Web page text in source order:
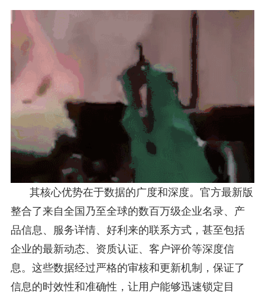
其核心优势在于数据的广度和深度。官方最新版
整合了来自全国乃至全球的数百万级企业名录、产
品信息、服务详情、好利来的联系方式，甚至包括
企业的最新动态、资质认证、客户评价等深度信
息。这些数据经过严格的审核和更新机制，保证了
信息的时效性和准确性，让用户能够迅速锁定目